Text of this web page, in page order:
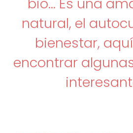
bio... Es una
natural, el
bienestar,
encontrar